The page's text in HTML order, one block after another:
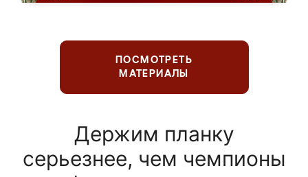
ПОСМОТРЕТЬ
МАТЕРИАЛЫ
Держим планку
серьезнее, чем чемпионы